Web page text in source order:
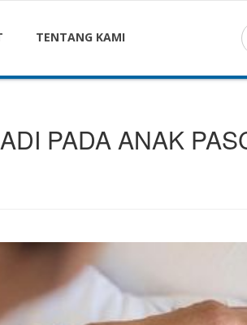
TENTANG KAMI
PADA ANAK